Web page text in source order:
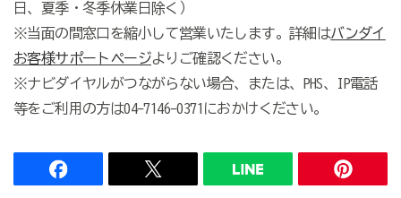
日、夏季・冬季休業日除く）
※当面の間窓口を縮小して営業いたします。詳細はバンダイ
お客様サポートページよりご確認ください。
※ナビダイヤルがつながらない場合、または、PHS、IP電話
等をご利用の方は04-7146-0371におかけください。